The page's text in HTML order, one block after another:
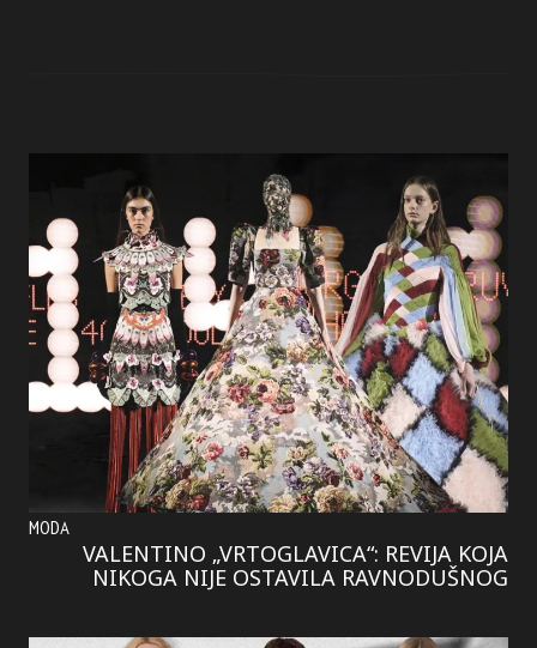
MODA
VALENTINO „VRTOGLAVICA“: REVIJA KOJA
NIKOGA NIJE OSTAVILA RAVNODUŠNOG